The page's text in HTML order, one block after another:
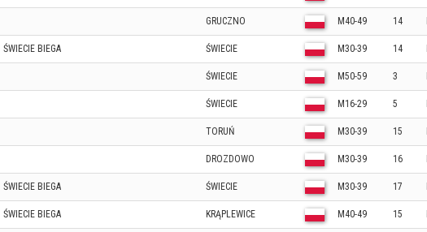
GRUCZNO M40-49 14
ŚWIECIE BIEGA ŚWIECIE M30-39 14
ŚWIECIE M50-59 3
ŚWIECIE M16-29 5
TORUŃ M30-39 15
DROZDOWO M30-39 16
ŚWIECIE BIEGA ŚWIECIE M30-39 17
ŚWIECIE BIEGA KRĄPLEWICE M40-49 15